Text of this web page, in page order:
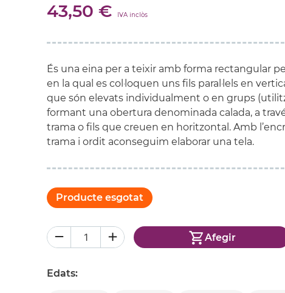
43,50 € IVA inclòs
És una eina per a teixir amb forma rectangular
en la qual es col·loquen uns fils paral·lels en
que són elevats individualment o en grups
formant una obertura denominada calada, a
trama o fils que creuen en horitzontal. Amb
trama i ordit aconseguim elaborar una tela.
Producte esgotat
Afegir
Edats: